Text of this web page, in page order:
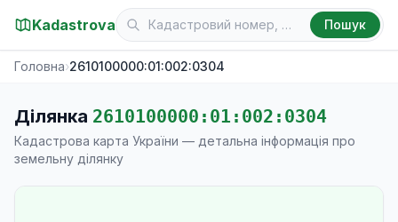
Kadastrova Пошук
Головна›2610100000:01:002:0304
Ділянка 2610100000:01:002:0304
Кадастрова карта України — детальна інформація про
земельну ділянку